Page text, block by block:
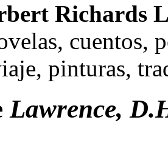
Richards
cuentos,
pinturas,
Lawrence,